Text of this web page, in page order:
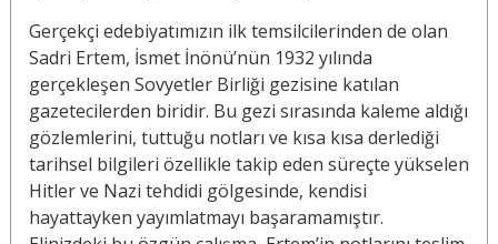
Gerçekçi edebiyatımızın ilk temsilcilerinden de olan
Sadri Ertem, İsmet İnönü’nün 1932 yılında
gerçekleşen Sovyetler Birliği gezisine katılan
gazetecilerden biridir. Bu gezi sırasında kaleme aldığı
gözlemlerini, tuttuğu notları ve kısa kısa derlediği
tarihsel bilgileri özellikle takip eden süreçte yükselen
Hitler ve Nazi tehdidi gölgesinde, kendisi
hayattayken yayımlatmayı başaramamıştır.